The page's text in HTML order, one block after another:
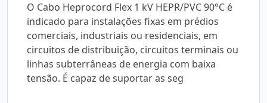
O Cabo Heprocord Flex 1 kV HEPR/PVC 90°C é
indicado para instalações fixas em prédios
comerciais, industriais ou residenciais, em
circuitos de distribuição, circuitos terminais ou
linhas subterrâneas de energia com baixa
tensão. É capaz de suportar as seg